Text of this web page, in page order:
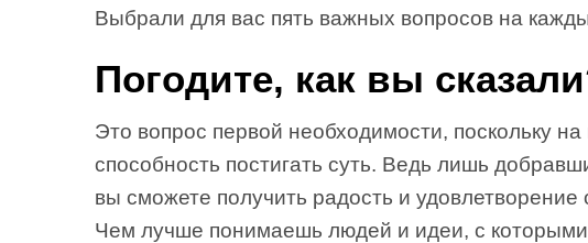
Выбрали для вас пять важных вопросов на
Погодите, как вы
Это вопрос первой необходимости, поскольку
способность постигать суть. Ведь лишь
вы сможете получить радость и удовлетворение
Чем лучше понимаешь людей и идеи, с которыми